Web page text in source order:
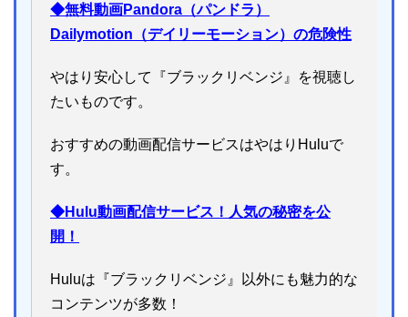
◆無料動画Pandora（パンドラ）
Dailymotion（デイリーモーション）の危険性
やはり安心して『ブラックリベンジ』を視聴し
たいものです。
おすすめの動画配信サービスはやはりHuluで
す。
◆Hulu動画配信サービス！人気の秘密を公
開！
Huluは『ブラックリベンジ』以外にも魅力的な
コンテンツが多数！